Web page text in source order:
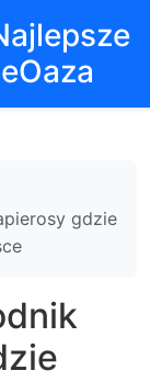
gdzie